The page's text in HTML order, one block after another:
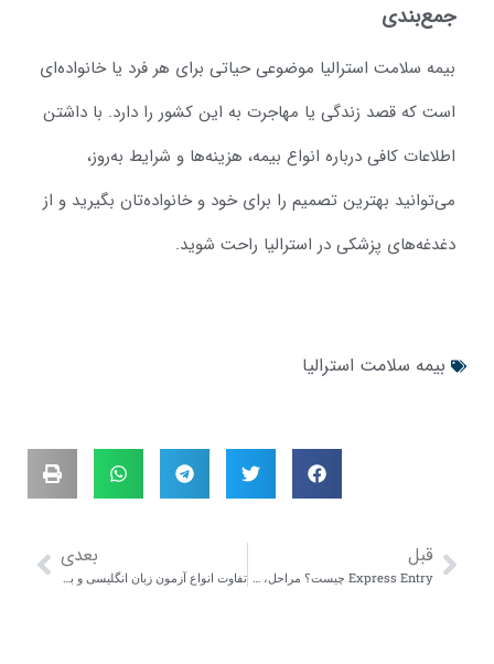
سلامت استرالیا موضوعی حیاتی برای هر فرد یا خانواده‌ای
که قصد زندگی یا مهاجرت به این کشور را دارد. با داشتن
کافی درباره انواع بیمه، هزینه‌ها و شرایط به‌روز،
بهترین تصمیم را برای خود و خانواده‌تان بگیرید و از
پزشکی در استرالیا راحت شوید.
بیمه سلامت استرالیا
قبل
Express Entry چیست؟ مراحل، شرایط و نحوه امتیازدهی 2025 تفاوت انواع آزمون زبان انگلیسی و بهترین انتخاب برای هر کشور